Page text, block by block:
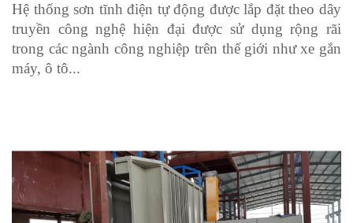
Hệ thống sơn tĩnh điện tự động được lắp đặt theo dây
truyền công nghệ hiện đại được sử dụng rộng rãi
trong các ngành công nghiệp trên thế giới như xe gắn
máy, ô tô...